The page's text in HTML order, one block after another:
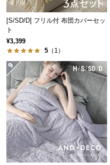
路
い
て
返
品・
キ
ャ
ン
セ
ル
に
[S/SD/D] フリル付 布団カバーセッ
ト
¥3,399
5 （1）